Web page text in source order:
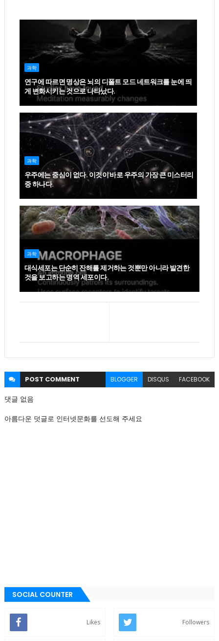
과학
연구에 따르면 명상은 뇌의 디폴트 모드 네트워크를 눈에 띄
게 변화시키는 것으로 나타났다.
과학
우주에는 중심이 없다. 이것이 바로 우주의 가장 큰 미스터리
중 하나다.
과학
대식세포는 단순히 잔해를 제거하는 것뿐만 아니라 발견한
것을 보고하는 명역 세포이다.
POST COMMENT BLOGGER DISQUS FACEBOOK
댓글 없음
아름다운 덧글로 인터넷문화를 선도해 주세요
SOCIAL COUNTER
Likes Followers